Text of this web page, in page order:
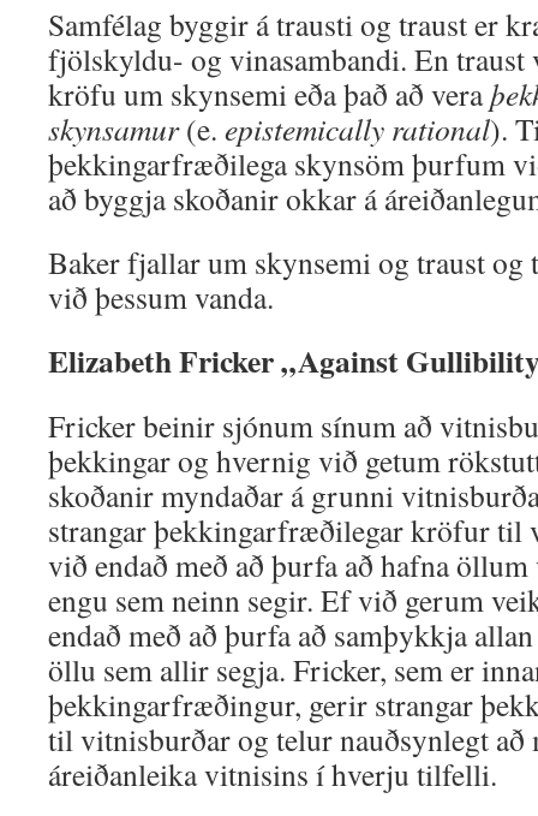
Samfélag byggir á trausti og traust er
fjölskyldu- og vinasambandi. En
kröfu um skynsemi eða það að vera
skynsamur(e. epistemically rational).
þekkingarfræðilega skynsöm þurfum
að byggja skoðanir okkar á
Baker fjallar um skynsemi og traust
við þessum vanda.
Elizabeth Fricker „Against
Fricker beinir sjónum sínum að
þekkingar og hvernig við getum
skoðanir myndaðar á grunni
strangar þekkingarfræðilegar kröfur til
við endað með að þurfa að hafna
engu sem neinn segir. Ef við gerum
endað með að þurfa að samþykkja
öllu sem allir segja. Fricker, sem er
þekkingarfræðingur, gerir strangar
til vitnisburðar og telur nauðsynlegt að
áreiðanleika vitnisins í hverju tilfelli.